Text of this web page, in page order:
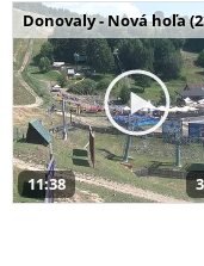
Donovaly - Nová hoľa
11:38